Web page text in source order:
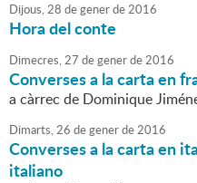
Dijous,28 degenerde2016
Hora del conte
Dimecres,27 degenerde2016
Converses a la carta en
a càrrec de Dominique
Dimarts,26 degenerde2016
Converses a la carta en
italiano